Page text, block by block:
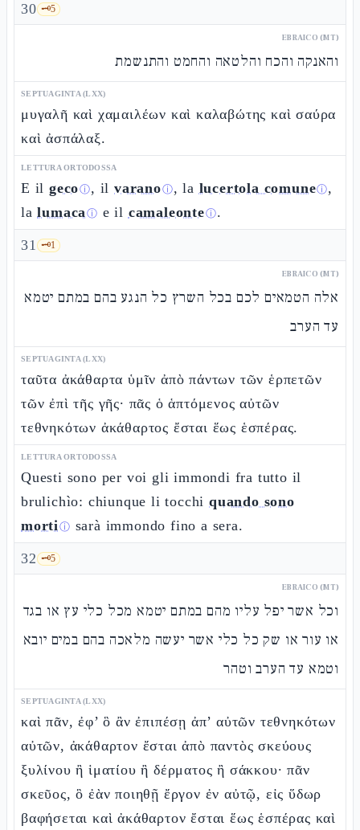
30 🗝️5
EBRAICO (MT)
והאנקה והכח והלטאה והחמט והתנשמת
SEPTUAGINTA (LXX)
μυγαλῆ καὶ χαμαιλέων καὶ καλαβώτης καὶ σαύρα
καὶ ἀσπάλαξ.
LETTURA ORTODOSSA
E il gecoⓘ, ilvaranoⓘ, la lucertola comuneⓘ,
lalumacaⓘ e il camaleonteⓘ.
31 🗝️1
EBRAICO (MT)
אלה הטמאים לכם בכל השרץ כל הנגע בהם במתם יטמא
עד הערב
SEPTUAGINTA (LXX)
ταῦτα ἀκάθαρτα ὑμῖν ἀπὸ πάντων τῶν ἑρπετῶν
τῶν ἐπὶ τῆς γῆς· πᾶς ὁ ἁπτόμενος αὐτῶν
τεθνηκότων ἀκάθαρτος ἔσται ἕως ἑσπέρας.
LETTURA ORTODOSSA
Questi sono per voi gli immondi fra tutto il
brulichìo: chiunque li tocchiquando sono
mortiⓘ sarà immondo fino a sera.
32 🗝️5
EBRAICO (MT)
וכל אשר יפל עליו מהם במתם יטמא מכל כלי עץ או בגד
או עור או שק כל כלי אשר יעשה מלאכה בהם במים יובא
וטמא עד הערב וטהר
SEPTUAGINTA (LXX)
καὶ πᾶν, ἐφ’ ὃ ἂν ἐπιπέσῃ ἀπ’ αὐτῶν τεθνηκότων
αὐτῶν, ἀκάθαρτον ἔσται ἀπὸ παντὸς σκεύους
ξυλίνου ἢ ἱματίου ἢ δέρματος ἢ σάκκου· πᾶν
σκεῦος, ὃ ἐὰν ποιηθῇ ἔργον ἐν αὐτῷ, εἰς ὕδωρ
βαφήσεται καὶ ἀκάθαρτον ἔσται ἕως ἑσπέρας καὶ